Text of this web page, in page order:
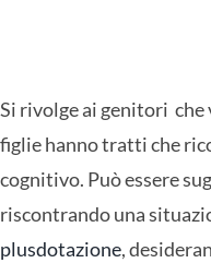
Si rivolge ai genitori che
figlie hanno tratti che
cognitivo. Può essere
riscontrando una
plusdotazione,